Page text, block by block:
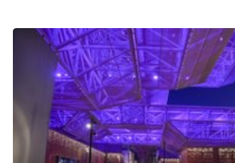
Spazio creativo
Spazio hall
Spazio per Eventi
Spazio pubblicitario
Spazio unico